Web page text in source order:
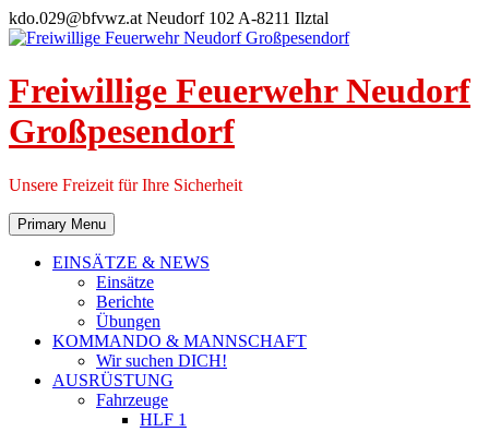
Skip
to
kdo.029@bfvwz.at Neudorf 102 A-8211 Ilztal
Freiwillige Feuerwehr Neudorf
Großpesendorf
Unsere Freizeit für Ihre Sicherheit
Primary Menu
EINSÄTZE & NEWS
Einsätze
Berichte
Übungen
KOMMANDO & MANNSCHAFT
Wir suchen DICH!
AUSRÜSTUNG
Fahrzeuge
HLF 1